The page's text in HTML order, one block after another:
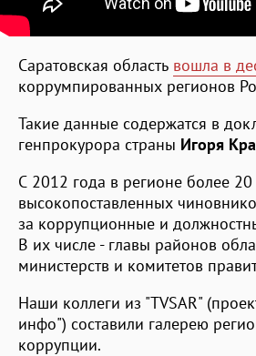
Саратовская область вошла в
коррумпированных регионов
Такие данные содержатся в
генпрокурора страны Игоря
С 2012 года в регионе более 20
высокопоставленных
за коррупционные и
В их числе - главы районов
министерств и комитетов
Наши коллеги из "TVSAR"
инфо") составили галерею
коррупции.